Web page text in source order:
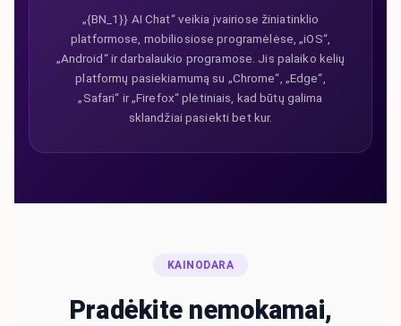
„{BN_1}} AI Chat“ veikia įvairiose žiniatinklio
platformose, mobiliosiose programėlėse, „iOS“,
„Android“ ir darbalaukio programose. Jis palaiko kelių
platformų pasiekiamumą su „Chrome“, „Edge“,
„Safari“ ir „Firefox“ plėtiniais, kad būtų galima
sklandžiai pasiekti bet kur.
KAINODARA
Pradėkite nemokamai,